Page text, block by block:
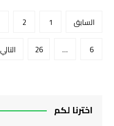
تعدد
صفحات
المقالات
السابق 1
2
6
…
26 التالي
اخترنا لكم